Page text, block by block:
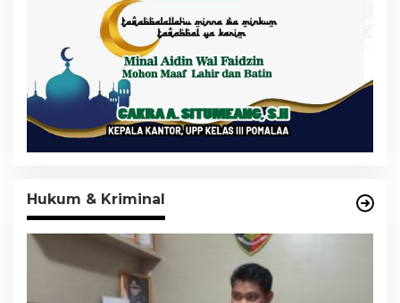
Hukum & Kriminal